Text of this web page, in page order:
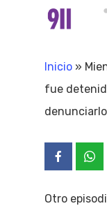
Inicio »
fue
denunciarlo
Otro